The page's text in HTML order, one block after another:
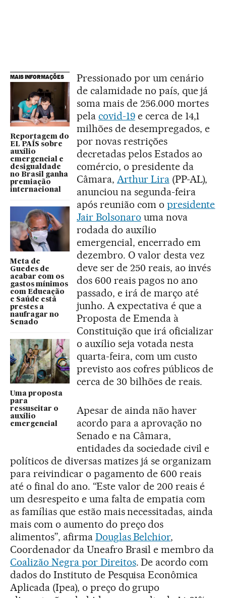
MAIS INFORMAÇÕES
Reportagem do
EL PAÍS sobre
auxílio
emergencial e
desigualdade
no Brasil ganha
premiação
internacional
Meta de
Guedes de
acabar com os
gastos mínimos
com Educação
e Saúde está
prestes a
naufragar no
Senado
Uma proposta
para
ressuscitar o
auxílio
emergencial
Pressionado por um cenário
de calamidade no país, que já
soma mais de 256.000 mortes
pela covid-19e cerca de 14,1
milhões de desempregados, e
por novas restrições
decretadas pelos Estados ao
comércio, o presidente da
Câmara, Arthur Lira(PP-AL),
anunciou na segunda-feira
após reunião com o presidente
Jair Bolsonaro uma nova
rodada do auxílio
emergencial, encerrado em
dezembro. O valor desta vez
deve ser de 250 reais, ao invés
dos 600 reais pagos no ano
passado, e irá de março até
junho. A expectativa é que a
Proposta de Emenda à
Constituição que irá oficializar
o auxílio seja votada nesta
quarta-feira, com um custo
previsto aos cofres públicos de
cerca de 30 bilhões de reais.
Apesar de ainda não haver
acordo para a aprovação no
Senado e na Câmara,
entidades da sociedade civil e
políticos de diversas matizes já se organizam
para reivindicar o pagamento de 600 reais
até o final do ano. “Este valor de 200 reais é
um desrespeito e uma falta de empatia com
as famílias que estão mais necessitadas, ainda
mais com o aumento do preço dos
alimentos”, afirma Douglas Belchior,
Coordenador da Uneafro Brasil e membro da
Coalizão Negra por Direitos. De acordo com
dados do Instituto de Pesquisa Econômica
Aplicada (Ipea), o preço do grupo